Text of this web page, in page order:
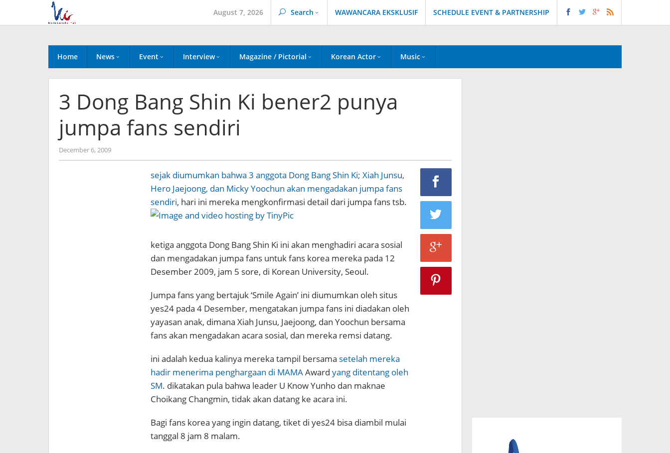
content
August 7, 2026 Search WAWANCARA EKSKLUSIF SCHEDULE EVENT & PARTNERSHIP
Home News Event Interview Magazine / Pictorial Korean Actor Music
3 Dong Bang Shin Ki bener2 punya
jumpa fans sendiri
December 6, 2009by
Koreanindo
sejak diumumkan bahwa 3 anggota Dong Bang Shin Ki; Xiah Junsu,
Hero Jaejoong, dan Micky Yoochun akan mengadakan jumpa fans
sendiri, hari ini mereka mengkonfirmasi detail dari jumpa fans tsb.
ketiga anggota Dong Bang Shin Ki ini akan menghadiri acara sosial
dan mengadakan jumpa fans untuk fans korea mereka pada 12
Desember 2009, jam 5 sore, di Korean University, Seoul.
Jumpa fans yang bertajuk ‘Smile Again’ ini diumumkan oleh situs
yes24 pada 4 Desember, mengatakan jumpa fans ini diadakan oleh
yayasan anak, dimana Xiah Junsu, Jaejoong, dan Yoochun bersama
fans akan mengadakan acara sosial, dan mereka remsi datang.
ini adalah kedua kalinya mereka tampil bersama setelah mereka
hadir menerima penghargaan di MAMAAward yang ditentang oleh
SM. dikatakan pula bahwa leader U Know Yunho dan maknae
Choikang Changmin, tidak akan datang ke acara ini.
Bagi fans korea yang ingin datang, tiket di yes24 bisa diambil mulai
tanggal 8 jam 8 malam.